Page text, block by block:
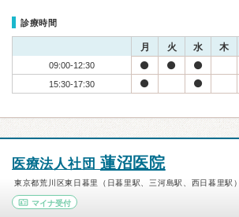
診療時間
月 火 水 木
09:00-12:30
15:30-17:30
医療法人社団 蓮沼医院
東京都荒川区東日暮里（日暮里駅、三河島駅、西日暮里駅）
マイナ受付